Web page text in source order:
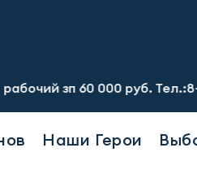
60 000 руб. Тел.:8-917-913-
Наши Герои